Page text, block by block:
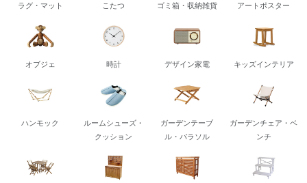
ラグ・マット こたつ ゴミ箱・収納雑貨 アートポスター
オブジェ 時計 デザイン家電 キッズインテリア
ハンモック
ルームシューズ・
クッション
ガーデンテーブ
ル・パラソル
ガーデンチェア・ベ
ンチ